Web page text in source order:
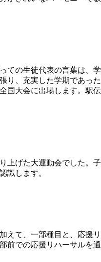
ての生徒代表の言葉は、
り、充実した学期であっ
国大会に出場します。駅
上げた大運動会でした。
識します。
えて、一部種目と、応援
前での応援リハーサルを